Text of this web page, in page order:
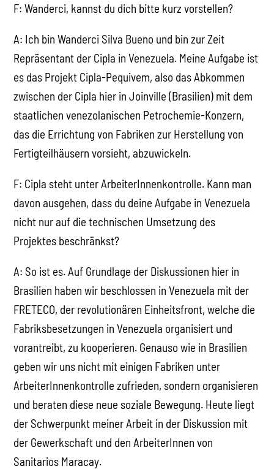
F: Wanderci, kannst du dich bitte kurz vorstellen?
A: Ich bin Wanderci Silva Bueno und bin zur Zeit
Repräsentant der Cipla in Venezuela. Meine Aufgabe ist
es das Projekt Cipla-Pequivem, also das Abkommen
zwischen der Cipla hier in Joinville (Brasilien) mit dem
staatlichen venezolanischen Petrochemie-Konzern,
das die Errichtung von Fabriken zur Herstellung von
Fertigteilhäusern vorsieht, abzuwickeln.
F: Cipla steht unter ArbeiterInnenkontrolle. Kann man
davon ausgehen, dass du deine Aufgabe in Venezuela
nicht nur auf die technischen Umsetzung des
Projektes beschränkst?
A: So ist es. Auf Grundlage der Diskussionen hier in
Brasilien haben wir beschlossen in Venezuela mit der
FRETECO, der revolutionären Einheitsfront, welche die
Fabriksbesetzungen in Venezuela organisiert und
vorantreibt, zu kooperieren. Genauso wie in Brasilien
geben wir uns nicht mit einigen Fabriken unter
ArbeiterInnenkontrolle zufrieden, sondern organisieren
und beraten diese neue soziale Bewegung. Heute liegt
der Schwerpunkt meiner Arbeit in der Diskussion mit
der Gewerkschaft und den ArbeiterInnen von
Sanitarios Maracay.